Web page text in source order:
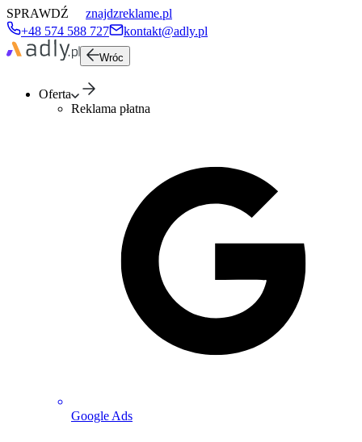
SPRAWDŹ
znajdzreklame.pl
+48 574 588 727
kontakt@adly.pl
Wróc
Oferta
Reklama płatna
Google Ads